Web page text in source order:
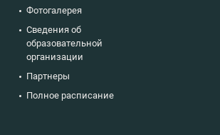
Фотогалерея
Сведения об
образовательной
организации
Партнеры
Полное расписание